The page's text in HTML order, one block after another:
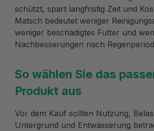
schützt, spart langfristig Zeit und
Matsch bedeutet weniger
weniger beschädigtes Futter und
Nachbesserungen nach
So wählen Sie das
Produkt aus
Vor dem Kauf sollten Nutzung,
Untergrund und Entwässerung